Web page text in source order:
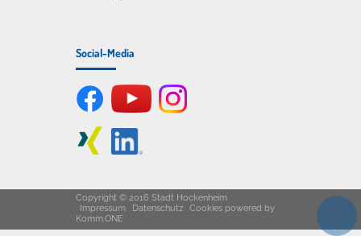
Social-Media
Copyright © 2016 Stadt Hockenheim
Impressum
Datenschutz Cookies powered by
Komm.ONE